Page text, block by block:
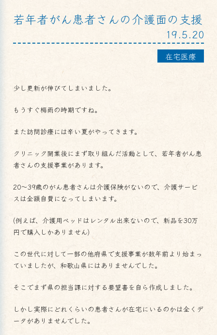
若年者がん患者さんの介護面の支援
19.5.20
在宅医療
少し更新が伸びてしまいました。
もうすぐ梅雨の時期ですね。
また訪問診療には辛い夏がやってきます。
クリニック開業後にまず取り組んだ活動として、若年者がん患
者さんの支援事業があります。
20～39歳のがん患者さんは介護保険がないので、介護サービ
スは全額自費になってしまいます。
(例えば、介護用ベッドはレンタル出来ないので、新品を30万
円で購入しかありません)
この世代に対して一部の他府県で支援事業が数年前より始まっ
ていましたが、和歌山県にはありませんでした。
そこでまず県の担当課に対する要望書を自ら作成しました。
しかし実際にどれくらいの患者さんが在宅にいるのかは全くデ
ータがありませんでした。